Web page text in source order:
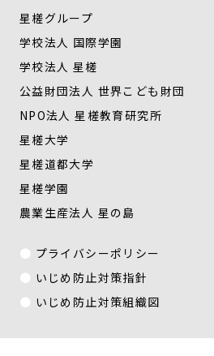
星槎グループ
学校法人 国際学園
学校法人 星槎
公益財団法人 世界こども財団
NPO法人 星槎教育研究所
星槎大学
星槎道都大学
星槎学園
農業生産法人 星の島
プライバシーポリシー
いじめ防止対策指針
いじめ防止対策組織図